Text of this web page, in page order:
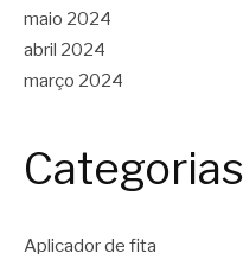
maio 2024
abril 2024
março 2024
Categorias
Aplicador de fita